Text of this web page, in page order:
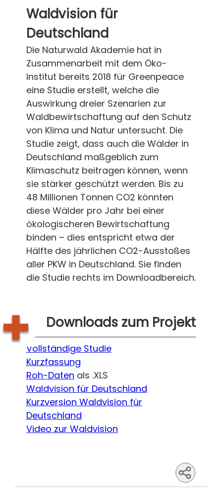
Waldvision für
Deutschland
Die Naturwald Akademie hat in
Zusammenarbeit mit dem Öko-
Institut bereits 2018 für Greenpeace
eine Studie erstellt, welche die
Auswirkung dreier Szenarien zur
Waldbewirtschaftung auf den Schutz
von Klima und Natur untersucht. Die
Studie zeigt, dass auch die Wälder in
Deutschland maßgeblich zum
Klimaschutz beitragen können, wenn
sie stärker geschützt werden. Bis zu
48 Millionen Tonnen CO2 könnten
diese Wälder pro Jahr bei einer
ökologischeren Bewirtschaftung
binden – dies entspricht etwa der
Hälfte des jährlichen CO2-Ausstoßes
aller PKW in Deutschland. Sie finden
die Studie rechts im Downloadbereich.
Downloads zum Projekt
Vollständige Studie
Kurzfassung
Roh-Daten als .XLS
Waldvision für Deutschland
Kurzversion Waldvision für
Deutschland
Video zur Waldvision